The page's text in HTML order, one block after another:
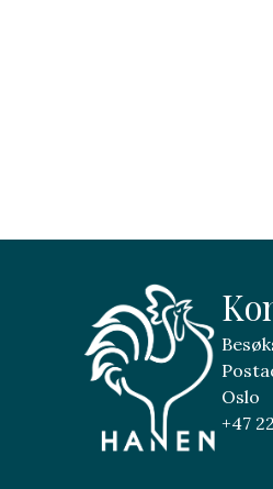
Oslo
+47